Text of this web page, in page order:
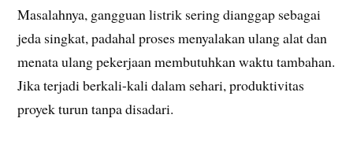
Masalahnya, gangguan listrik sering dianggap sebagai
jeda singkat, padahal proses menyalakan ulang alat dan
menata ulang pekerjaan membutuhkan waktu tambahan.
Jika terjadi berkali-kali dalam sehari, produktivitas
proyek turun tanpa disadari.